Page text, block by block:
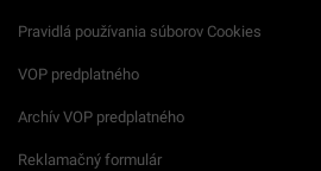
Pravidlá používania súborov Cookies
VOP predplatného
Archív VOP predplatného
Reklamačný formulár